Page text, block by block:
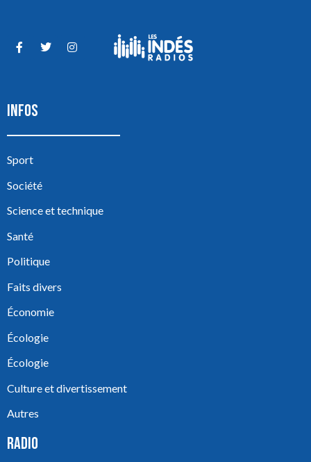
INFOS
Sport
Société
Science et technique
Santé
Politique
Faits divers
Économie
Écologie
Écologie
Culture et divertissement
Autres
RADIO